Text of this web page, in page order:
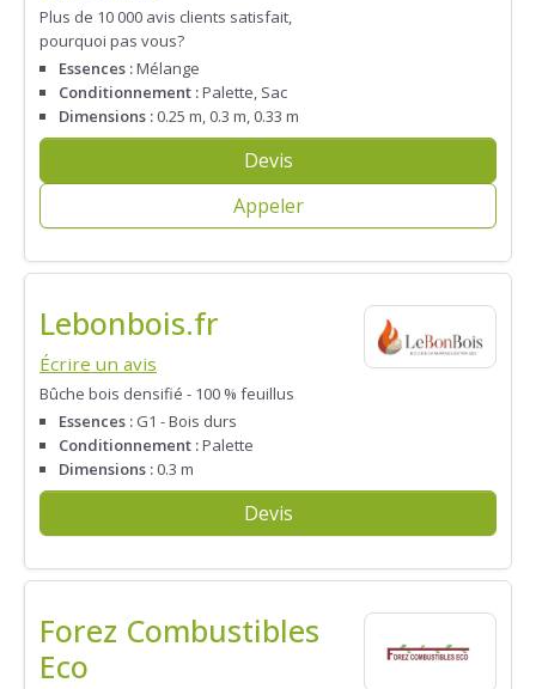
Plus de 10 000 avis clients satisfait,
pourquoi pas vous?
Essences :Mélange
Conditionnement :Palette, Sac
Dimensions : 0.25 m, 0.3 m, 0.33 m
Devis
Appeler
Lebonbois.fr
Écrire un avis
Bûche bois densifié - 100 % feuillus
Essences : G1 - Bois durs
Conditionnement :Palette
Dimensions : 0.3 m
Devis
Forez Combustibles
Eco